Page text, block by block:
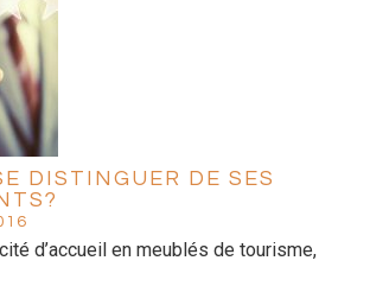
DISTINGUER DE SES
d’accueil en meublés de tourisme,